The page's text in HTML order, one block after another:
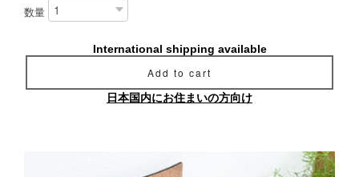
数量
International shipping available
Add to cart
日本国内にお住まいの方向け